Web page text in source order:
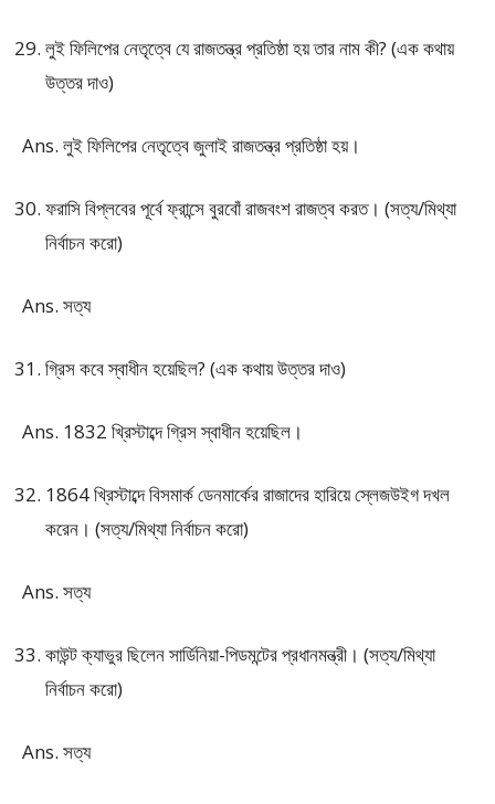
লুই ফিলিপের নেতৃত্বে যে রাজতন্ত্র প্রতিষ্ঠা হয় তার নাম কী? (এক কথায়
উত্তর দাও)
Ans. লুই ফিলিপের নেতৃত্বে জুলাই রাজতন্ত্র প্রতিষ্ঠা হয়।
ফরাসি বিপ্লবের পূর্বে ফ্রান্সে বুরবোঁ রাজবংশ রাজত্ব করত। (সত্য/মিথ্যা
নির্বাচন করো)
Ans. সত্য
গ্রিস কবে স্বাধীন হয়েছিল? (এক কথায় উত্তর দাও)
Ans. 1832 খ্রিস্টাব্দে গ্রিস স্বাধীন হয়েছিল।
1864 খ্রিস্টাব্দে বিসমার্ক ডেনমার্কের রাজাদের হারিয়ে স্লেজউইগ দখল
করেন। (সত্য/মিথ্যা নির্বাচন করো)
Ans. সত্য
কাউন্ট ক্যাভুর ছিলেন সার্ডিনিয়া-পিডমন্টের প্রধানমন্ত্রী। (সত্য/মিথ্যা
নির্বাচন করো)
Ans. সত্য